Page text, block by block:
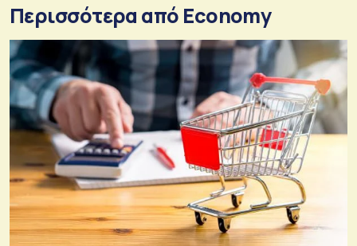
Περισσότερα από Economy